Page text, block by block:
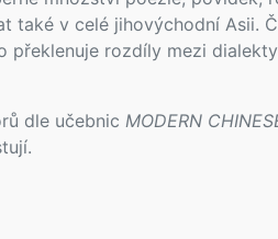
také v celé jihovýchodní Asii.
překlenuje rozdíly mezi
dle učebnic MODERN